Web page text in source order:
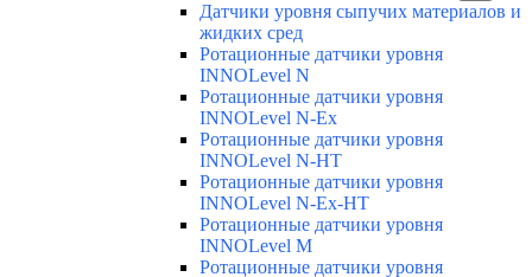
Датчики уровня сыпучих материалов и
жидких сред
Ротационные датчики уровня
INNOLevel N
Ротационные датчики уровня
INNOLevel N-Ex
Ротационные датчики уровня
INNOLevel N-HT
Ротационные датчики уровня
INNOLevel N-Ex-HT
Ротационные датчики уровня
INNOLevel M
Ротационные датчики уровня